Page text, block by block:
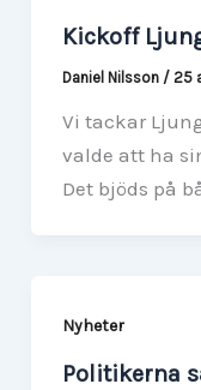
Kickoff
Daniel Nilsson / 25
Vi tackar
valde att ha
Det bjöds på
Nyheter
Politikerna